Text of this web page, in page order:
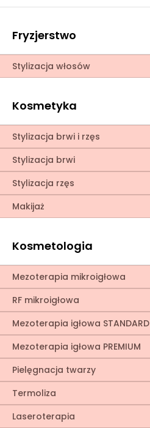
Fryzjerstwo
Stylizacja włosów
Kosmetyka
Stylizacja brwi i rzęs
Stylizacja brwi
Stylizacja rzęs
Makijaż
Kosmetologia
Mezoterapia mikroigłowa
RF mikroigłowa
Mezoterapia igłowa STANDARD
Mezoterapia igłowa PREMIUM
Pielęgnacja twarzy
Termoliza
Laseroterapia